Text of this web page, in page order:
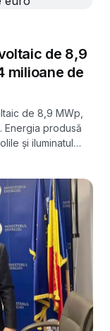
de 8,9
milioane de
de 8,9 MWp,
Energia produsă
și iluminatul